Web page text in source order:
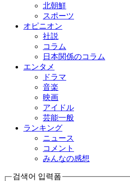
北朝鮮
スポーツ
オピニオン
社説
コラム
日本関係のコラム
エンタメ
ドラマ
音楽
映画
アイドル
芸能一般
ランキング
ニュース
コメント
みんなの感想
검색어 입력폼